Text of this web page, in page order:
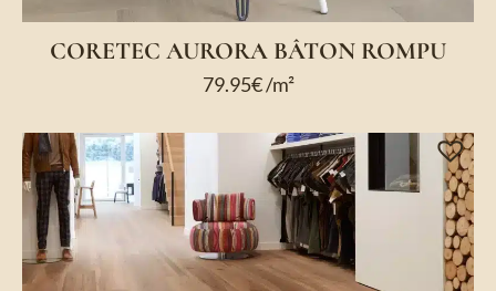
CORETEC AURORA BÂTON ROMPU
79.95€/m²